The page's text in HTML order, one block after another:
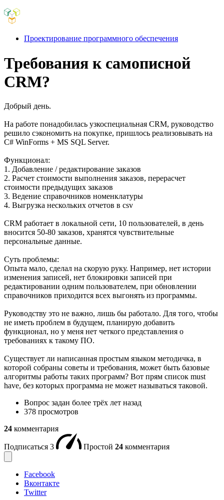
Проектирование программного обеспечения
Требования к самописной
CRM?
Добрый день.
На работе понадобилась узкоспециальная CRM, руководство
решило сэкономить на покупке, пришлось реализовывать на
С# WinForms + MS SQL Server.
Функционал:
1. Добавление / редактирование заказов
2. Расчет стоимости выполнения заказов, перерасчет
стоимости предыдущих заказов
3. Ведение справочников номенклатуры
4. Выгрузка нескольких отчетов в csv
CRM работает в локальной сети, 10 пользователей, в день
вносится 50-80 заказов, хранятся чувствительные
персональные данные.
Суть проблемы:
Опыта мало, сделал на скорую руку. Например, нет истории
изменения записей, нет блокировки записей при
редактировании одним пользователем, при обновлении
справочников приходится всех выгонять из программы.
Руководству это не важно, лишь бы работало. Для того, чтобы
не иметь проблем в будущем, планирую добавить
функционал, но у меня нет четкого представления о
требованиях к такому ПО.
Существует ли написанная простым языком методичка, в
которой собраны советы и требования, может быть базовые
алгоритмы работы таких программ? Вот прям список must
have, без которых программа не может называться таковой.
Вопрос задан более трёх лет назад
378 просмотров
24 комментария
Подписаться 3 Простой 24 комментария
Facebook
Вконтакте
Twitter